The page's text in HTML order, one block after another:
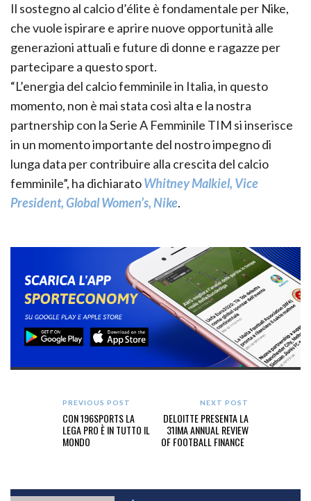
Il sostegno al calcio d’élite è fondamentale per Nike,
che vuole ispirare e aprire nuove opportunità alle
generazioni attuali e future di donne e ragazze per
partecipare a questo sport.
“L’energia del calcio femminile in Italia, in questo
momento, non è mai stata così alta e la nostra
partnership con la Serie A Femminile TIM si inserisce
in un momento importante del nostro impegno di
lunga data per contribuire alla crescita del calcio
femminile”, ha dichiaratoWhitney Malkiel, Vice
President, Global Women’s, Nike.
PREVIOUS POST
CON 196SPORTS LA
LEGA PRO È IN TUTTO IL
MONDO
NEXT POST
DELOITTE PRESENTA LA
31IMA ANNUAL REVIEW
OF FOOTBALL FINANCE